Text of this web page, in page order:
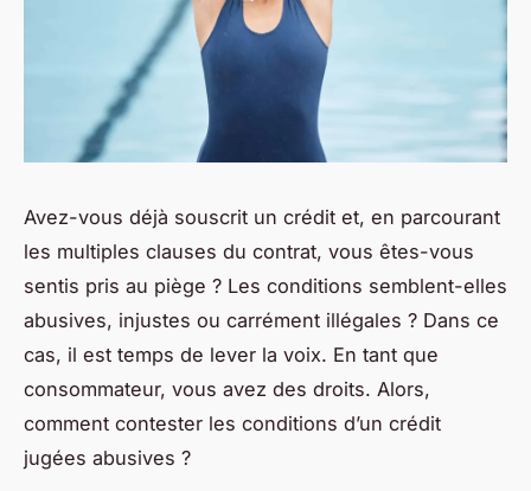
Avez-vous déjà souscrit un crédit et, en parcourant
les multiples clauses du contrat, vous êtes-vous
sentis pris au piège ? Les conditions semblent-elles
abusives, injustes ou carrément illégales ? Dans ce
cas, il est temps de lever la voix. En tant que
consommateur, vous avez des droits. Alors,
comment contester les conditions d’un crédit
jugées abusives ?